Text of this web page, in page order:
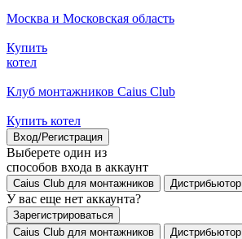
Москва и Московская область
Купить
котел
Клуб монтажников Caius Club
Купить котел
Вход/Регистрация
Выберете один из
способов входа в аккаунт
Caius Club для монтажников Дистрибьютор
У вас еще нет аккаунта?
Зарегистрироваться
Caius Club для монтажников
Дистрибьютор